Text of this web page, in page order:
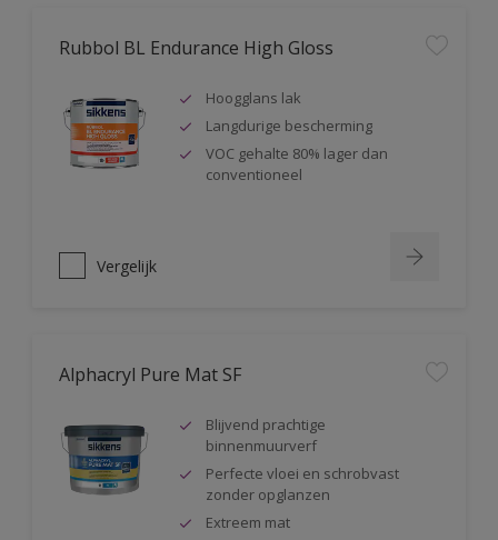
Rubbol BL Endurance High Gloss
Hoogglans lak
Langdurige bescherming
VOC gehalte 80% lager dan
conventioneel
Vergelijk
Alphacryl Pure Mat SF
Blijvend prachtige
binnenmuurverf
Perfecte vloei en schrobvast
zonder opglanzen
Extreem mat